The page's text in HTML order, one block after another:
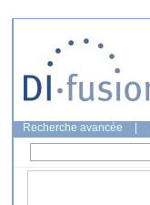
Recherche avancée